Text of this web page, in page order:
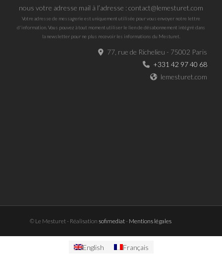
nous votre adresse mail à l’adresse : contact@lemesturet.com
Votre adresse de messagerie est uniquement utilisée pour vous envoyer notre lettre
d'information. Vous pouvez à tout moment utiliser le lien de désabonnement intégré dans
la newsletter pour ne plus recevoir les informations du Mesturet.
77, rue de Richelieu - 75002 Paris
+331 42 97 40 68
lemesturet.com
© Le Mesturet - Réalisation sofimediat- Mentions légales
English Français